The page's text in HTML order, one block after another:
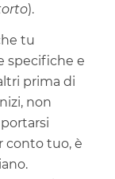
).
tu
specifiche e
prima di
non
conto tuo, è